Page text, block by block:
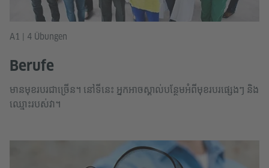
A1 | 4 Übungen
Berufe
មានមុខរបរជាច្រើន។ នៅទីនេះ អ្នកអាចស្គាល់បន្ថែមអំពីមុខរបរផ្សេងៗ និង
ឈ្មោះរបស់វា។